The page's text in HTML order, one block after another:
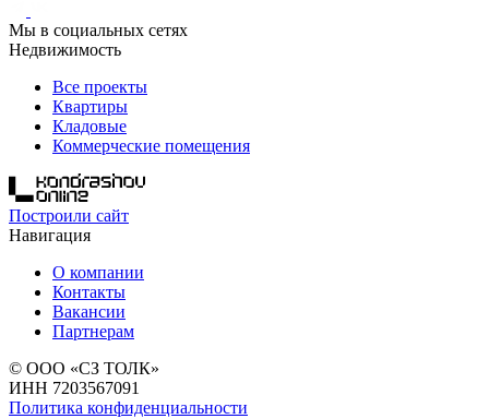
Мы в социальных сетях
Недвижимость
Все проекты
Квартиры
Кладовые
Коммерческие помещения
Построили сайт
Навигация
О компании
Контакты
Вакансии
Партнерам
© ООО «СЗ ТОЛК»
ИНН 7203567091
Политика конфиденциальности